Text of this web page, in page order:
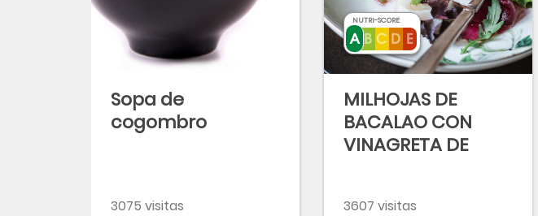
Sopa de
cogombro
3075 visitas
MILHOJAS DE
BACALAO CON
VINAGRETA DE
3607 visitas
NUTRI-SCORE